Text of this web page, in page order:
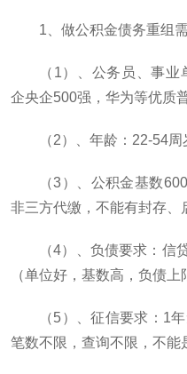
1、做公积金债务重组
（1）、公务员、事
企央企500强，华为等优质
（2）、年龄：22-54周
（3）、公积金基数
非三方代缴，不能有封存、
（4）、负债要求：信
（单位好，基数高，负债上
（5）、征信要求：1
笔数不限，查询不限，不能